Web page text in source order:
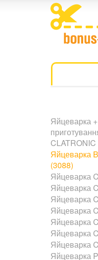
Яйцеварка
Яйцеварка
(3088)
Яйцеварка
Яйцеварка
Яйцеварка
Яйцеварка
Яйцеварка
Яйцеварка
Яйцеварка
Яйцеварка